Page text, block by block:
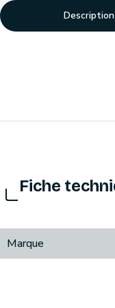
Fiche
Marque